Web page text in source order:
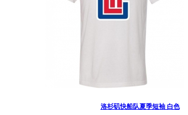
洛杉矶快船队夏季短袖 白色